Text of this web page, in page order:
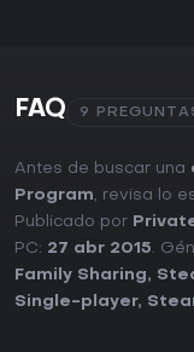
FAQ 9
Antes de buscar una
Program, revisa lo
Publicado por
PC: 27 abr 2015.
Family Sharing,
Single-player,